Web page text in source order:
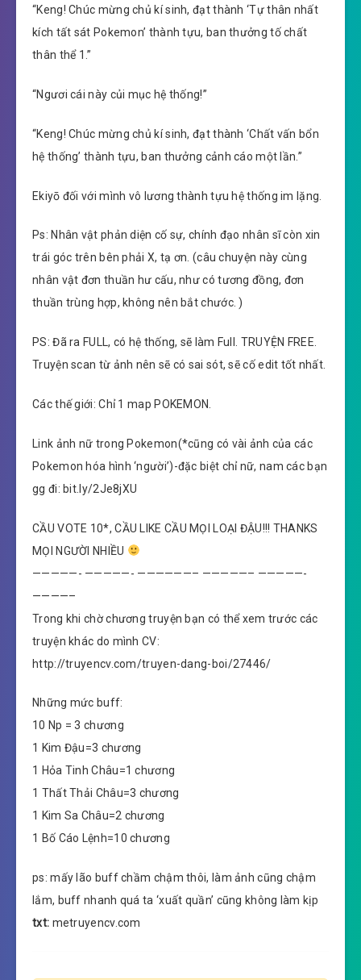
“Keng! Chúc mừng chủ kí sinh, đạt thành ‘Tự thân nhất
kích tất sát Pokemon’ thành tựu, ban thưởng tố chất
thân thể 1.”
“Ngươi cái này củi mục hệ thống!”
“Keng! Chúc mừng chủ kí sinh, đạt thành ‘Chất vấn bổn
hệ thống’ thành tựu, ban thưởng cảnh cáo một lần.”
Ekiyō đối với mình vô lương thành tựu hệ thống im lặng.
Ps: Nhân vật phản diện cố sự, chính đạo nhân sĩ còn xin
trái góc trên bên phải X, tạ ơn. (câu chuyện này cùng
nhân vật đơn thuần hư cấu, như có tương đồng, đơn
thuần trùng hợp, không nên bắt chước. )
PS: Đã ra FULL, có hệ thống, sẽ làm Full. TRUYỆN FREE.
Truyện scan từ ảnh nên sẽ có sai sót, sẽ cố edit tốt nhất.
Các thế giới: Chỉ 1 map POKEMON.
Link ảnh nữ trong Pokemon(*cũng có vài ảnh của các
Pokemon hóa hình ‘người’)-đặc biệt chỉ nữ, nam các bạn
gg đi: bit.ly/2Je8jXU
CẦU VOTE 10*, CẦU LIKE CẦU MỌI LOẠI ĐẬU!!! THANKS
MỌI NGƯỜI NHIỀU
—————- —————- ——————– —————– —————-
————–
Trong khi chờ chương truyện bạn có thể xem trước các
truyện khác do mình CV:
http://truyencv.com/truyen-dang-boi/27446/
Những mức buff:
10 Np = 3 chương
1 Kim Đậu=3 chương
1 Hỏa Tinh Châu=1 chương
1 Thất Thải Châu=3 chương
1 Kim Sa Châu=2 chương
1 Bố Cáo Lệnh=10 chương
ps: mấy lão buff chầm chậm thôi, làm ảnh cũng chậm
lắm, buff nhanh quá ta ‘xuất quần’ cũng không làm kịp
txt: metruyencv.com